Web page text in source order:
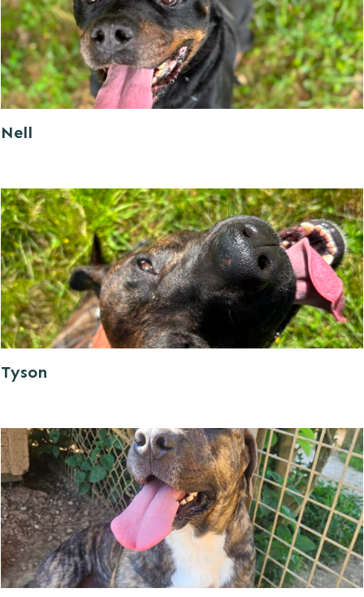
Nell
Tyson